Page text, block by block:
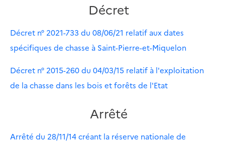
Décret
Décret n° 2021-733 du 08/06/21 relatif aux dates
spécifiques de chasse à Saint-Pierre-et-Miquelon
Décret n° 2015-260 du 04/03/15 relatif à l'exploitation
de la chasse dans les bois et forêts de l'Etat
Arrêté
Arrêté du 28/11/14 créant la réserve nationale de